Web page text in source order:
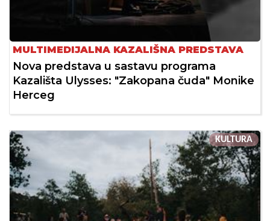
MULTIMEDIJALNA KAZALIŠNA PREDSTAVA
Nova predstava u sastavu programa
Kazališta Ulysses: "Zakopana čuda" Monike
Herceg
KULTURA